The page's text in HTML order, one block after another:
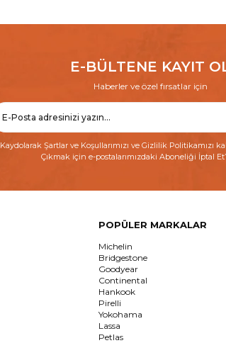
E-BÜLTENE KAYIT
Haberler ve özel fırsatlar için
Kaydolarak Şartlar ve Koşullarımızı ve Gizlilik Politikamızı
Çıkmak için e-postalarımızdaki Aboneliği İptal
POPÜLER MARKALAR
Michelin
Bridgestone
Goodyear
Continental
Hankook
Pirelli
Yokohama
Lassa
Petlas